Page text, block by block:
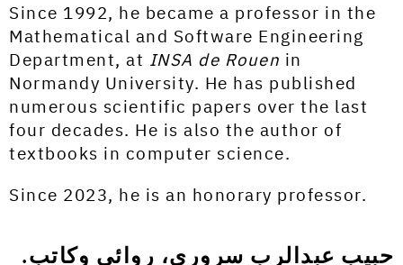
Since 1992, he became a professor in the
Mathematical and Software Engineering
Department, at INSA de Rouen in
Normandy University. He has published
numerous scientific papers over the last
four decades. He is also the author of
textbooks in computer science.
Since 2023, he is an honorary professor.
حبيب عبدالرب سروري، روائي وكاتب.